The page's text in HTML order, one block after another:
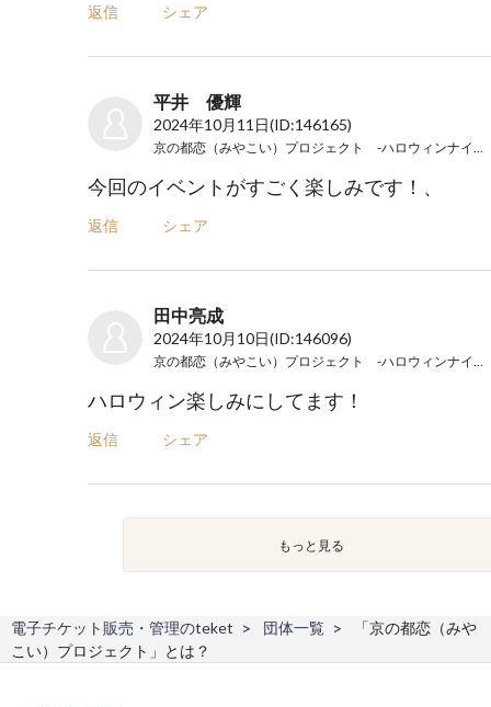
返信 シェア
平井 優輝
2024年10月11日(ID:146165)
今回のイベントがすごく楽しみです！、
返信 シェア
田中亮成
2024年10月10日(ID:146096)
ハロウィン楽しみにしてます！
返信 シェア
もっと見る
電子チケット販売・管理のteket 団体一覧
「京の都恋（みや
こい）プロジェクト」とは？